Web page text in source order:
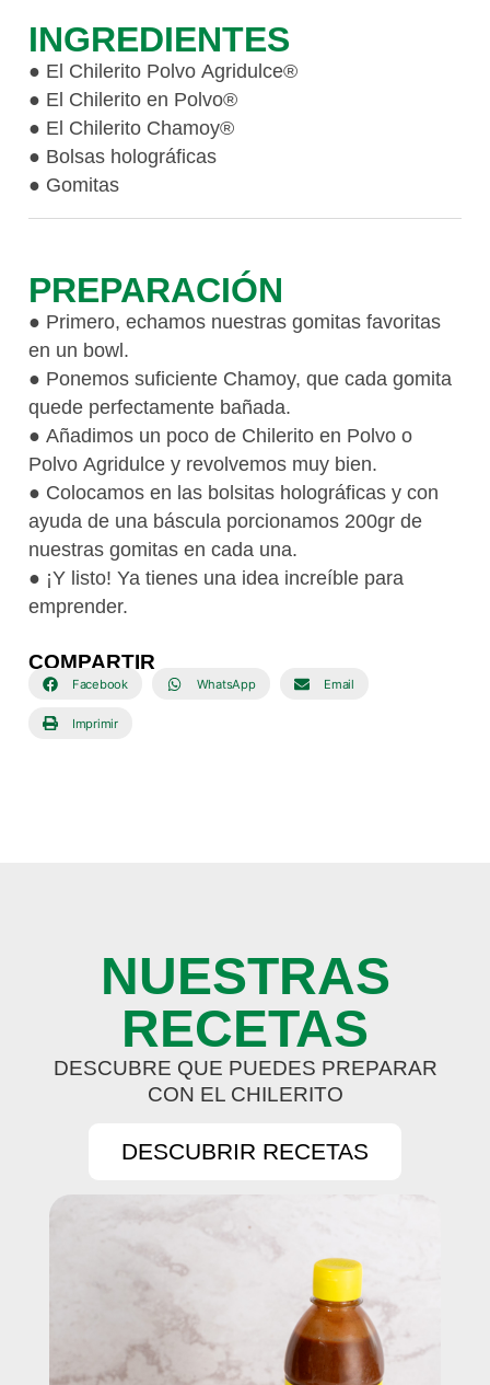
COMPARTIR
Facebook WhatsApp Email
Imprimir
INGREDIENTES
● El Chilerito Polvo Agridulce®
● El Chilerito en Polvo®
● El Chilerito Chamoy®
● Bolsas holográficas
● Gomitas
PREPARACIÓN
● Primero, echamos nuestras gomitas favoritas
en un bowl.
● Ponemos suficiente Chamoy, que cada gomita
quede perfectamente bañada.
● Añadimos un poco de Chilerito en Polvo o
Polvo Agridulce y revolvemos muy bien.
● Colocamos en las bolsitas holográficas y con
ayuda de una báscula porcionamos 200gr de
nuestras gomitas en cada una.
● ¡Y listo! Ya tienes una idea increíble para
emprender.
NUESTRAS
RECETAS
DESCUBRE QUE PUEDES PREPARAR
CON EL CHILERITO
DESCUBRIR RECETAS